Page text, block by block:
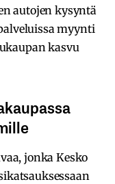
autojen kysyntä
myynti
kasvu
jonka Kesko